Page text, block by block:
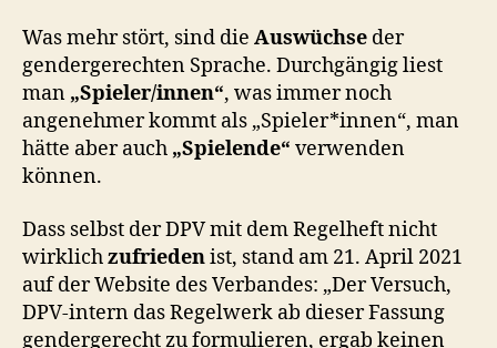
Was mehr stört, sind die Auswüchse der
gendergerechten Sprache. Durchgängig liest
man „Spieler/innen“, was immer noch
angenehmer kommt als „Spieler*innen“, man
hätte aber auch „Spielende“ verwenden
können.
Dass selbst der DPV mit dem Regelheft nicht
wirklichzufriedenist, stand am 21. April 2021
auf der Website des Verbandes: „Der Versuch,
DPV-intern das Regelwerk ab dieser Fassung
gendergerecht zu formulieren, ergab keinen